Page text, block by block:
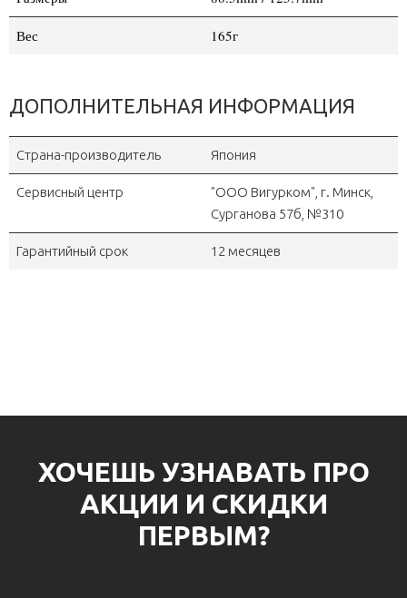
Вес 165г
ДОПОЛНИТЕЛЬНАЯ ИНФОРМАЦИЯ
Страна-производитель Япония
Сервисный центр
"OOO Вигурком", г. Минск,
Сурганова 57б, №310
Гарантийный срок 12 месяцев
ХОЧЕШЬ УЗНАВАТЬ ПРО
АКЦИИ И СКИДКИ
ПЕРВЫМ?